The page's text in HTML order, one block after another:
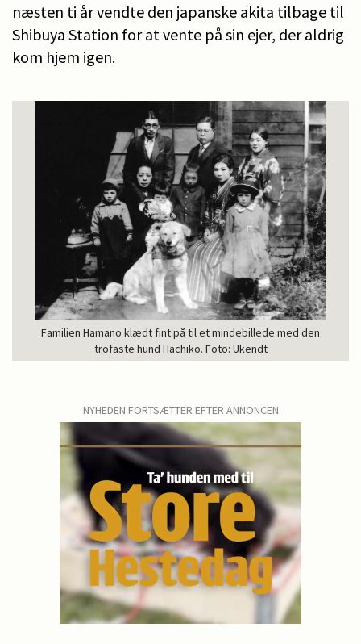
næsten ti år vendte den japanske akita tilbage til
Shibuya Station for at vente på sin ejer, der aldrig
kom hjem igen.
Familien Hamano klædt fint på til et mindebillede med den
trofaste hund Hachiko. Foto: Ukendt
NYHEDEN FORTSÆTTER EFTER ANNONCEN